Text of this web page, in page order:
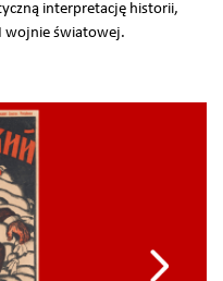
interpretację historii,
wojnie światowej.